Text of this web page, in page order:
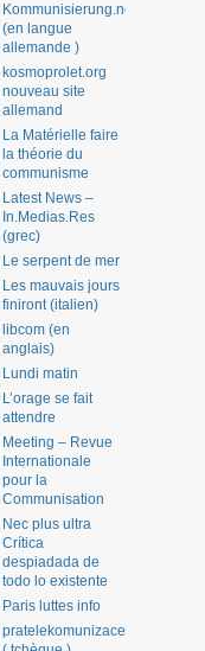
Kommunisierung.net
(en langue
allemande )
kosmoprolet.org
nouveau site
allemand
La Matérielle faire
la théorie du
communisme
Latest News –
In.Medias.Res
(grec)
Le serpent de mer
Les mauvais jours
finiront (italien)
libcom (en
anglais)
Lundi matin
L’orage se fait
attendre
Meeting – Revue
Internationale
pour la
Communisation
Nec plus ultra
Crítica
despiadada de
todo lo existente
Paris luttes info
pratelekomunizace